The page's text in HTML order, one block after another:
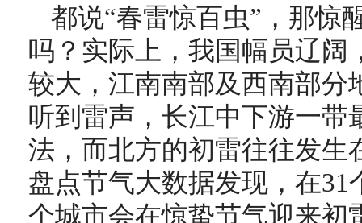
都说“春雷惊百虫”，那惊
吗？实际上，我国幅员辽阔
较大，江南南部及西南部分
听到雷声，长江中下游一带
法，而北方的初雷往往发生
盘点节气大数据发现，在31
个城市会在惊蛰节气迎来初